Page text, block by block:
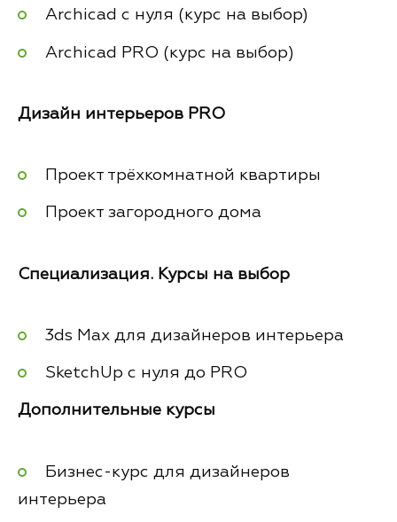
Archicad с нуля (курс на выбор)
Archicad PRO (курс на выбор)
Дизайн интерьеров PRO
Проект трёхкомнатной квартиры
Проект загородного дома
Специализация. Курсы на выбор
3ds Max для дизайнеров интерьера
SketchUp с нуля до PRO
Дополнительные курсы
Бизнес-курс для дизайнеров
интерьера